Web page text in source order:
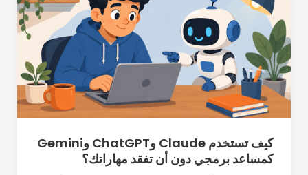
كيف تستخدم Claude وChatGPT وGemini
كمساعد برمجي دون أن تفقد مهاراتك؟
Claude
وChatGPT
وGemini
كمساعد
برمجي
دون
أن
تفقد
مهاراتك؟